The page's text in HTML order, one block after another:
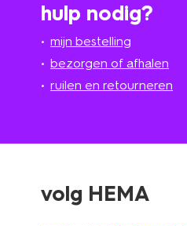
hulp nodig?
mijn bestelling
bezorgen of afhalen
ruilen en retourneren
volg HEMA